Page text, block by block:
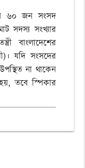
৬০ জন সংসদ
সদস্য সংখ্যার
বাংলাদেশের
যদি সংসদের
না থাকেন
তবে স্পিকার